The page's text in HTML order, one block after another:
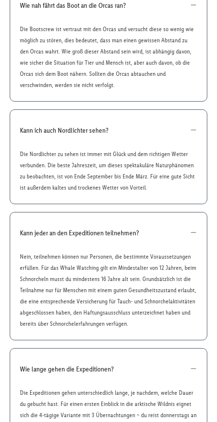
Wie nah fährt das Boot an die Orcas ran?
Die Bootscrew ist vertraut mit den Orcas und versucht diese so wenig wie
möglich zu stören, dies bedeutet, dass man einen gewissen Abstand zu
den Orcas wahrt. Wie groß dieser Abstand sein wird, ist abhängig davon,
wie sicher die Situation für Tier und Mensch ist, aber auch davon, ob die
Orcas sich dem Boot nähern. Sollten die Orcas abtauchen und
verschwinden, werden sie nicht verfolgt.
Kann ich auch Nordlichter sehen?
Die Nordlichter zu sehen ist immer mit Glück und dem richtigen Wetter
verbunden. Die beste Jahreszeit, um dieses spektakuläre Naturphänomen
zu beobachten, ist von Ende September bis Ende März. Für eine gute Sicht
ist außerdem kaltes und trockenes Wetter von Vorteil.
Kann jeder an den Expeditionen teilnehmen?
Nein, teilnehmen können nur Personen, die bestimmte Voraussetzungen
erfüllen. Für das Whale Watching gilt ein Mindestalter von 12 Jahren, beim
Schnorcheln musst du mindestens 16 Jahre alt sein. Grundsätzlich ist die
Teilnahme nur für Menschen mit einem guten Gesundheitszustand erlaubt,
die eine entsprechende Versicherung für Tauch- und Schnorchelaktivitäten
abgeschlossen haben, den Haftungsausschluss unterzeichnet haben und
bereits über Schnorchelerfahrungen verfügen.
Wie lange gehen die Expeditionen?
Die Expeditionen gehen unterschiedlich lange, je nachdem, welche Dauer
du gebucht hast. Für einen ersten Einblick in die arktische Wildnis eignet
sich die 4-tägige Variante mit 3 Übernachtungen – du reist donnerstags an